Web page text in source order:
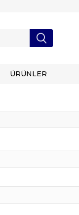
ÜRÜNLER